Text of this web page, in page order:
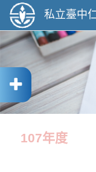
私立臺中
107年度